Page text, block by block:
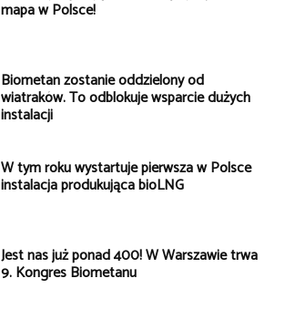
mapa w Polsce!
Biometan zostanie oddzielony od
wiatraków. To odblokuje wsparcie dużych
instalacji
W tym roku wystartuje pierwsza w Polsce
instalacja produkująca bioLNG
Jest nas już ponad 400! W Warszawie trwa
9. Kongres Biometanu